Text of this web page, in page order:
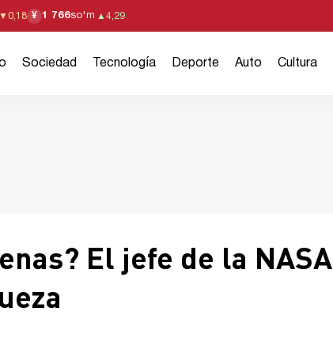
▼ 0,18 ¥ 1 766so'm ▲ 4,29
Sociedad Tecnología Deporte Auto Cultura
El jefe de la NASA